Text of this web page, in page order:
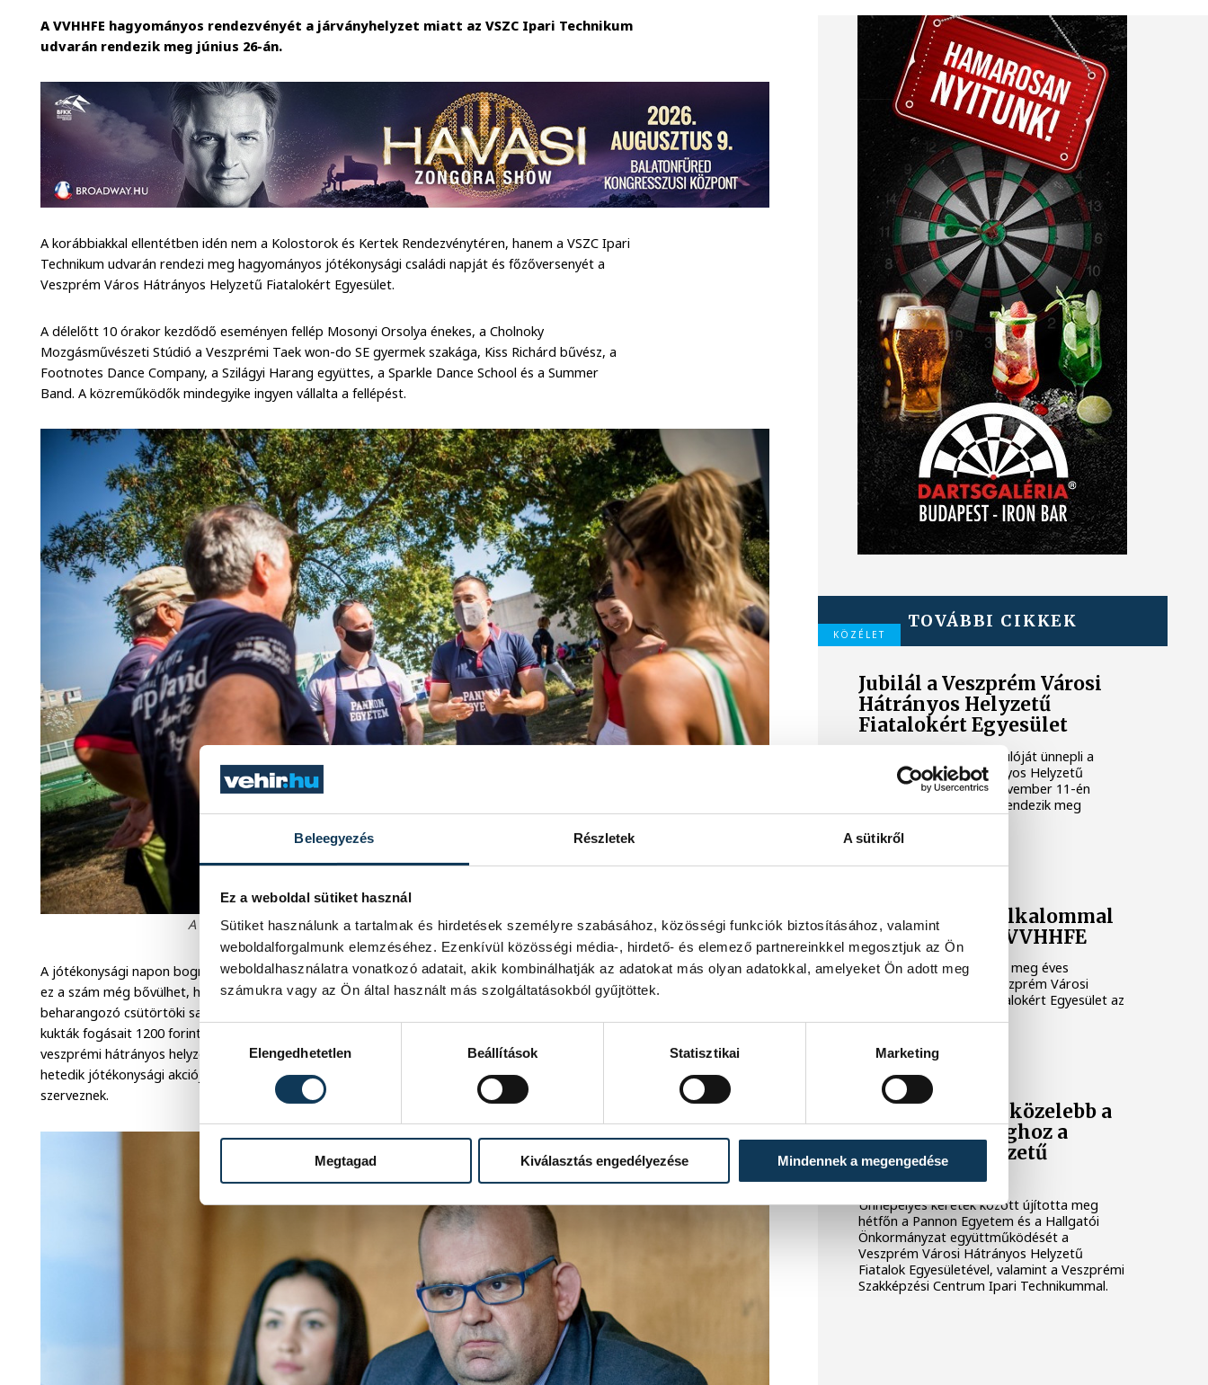
Beleegyezés Részletek A sütikről
Ez a weboldal sütiket használ
Sütiket használunk a tartalmak és hirdetések személyre szabásához, közösségi funkciók biztosításához, valamint
weboldalforgalmunk elemzéséhez. Ezenkívül közösségi média-, hirdető- és elemező partnereinkkel megosztjuk az Ön
weboldalhasználatra vonatkozó adatait, akik kombinálhatják az adatokat más olyan adatokkal, amelyeket Ön adott meg
számukra vagy az Ön által használt más szolgáltatásokból gyűjtöttek.
Hozzájárulás kiválasztása
Elengedhetetlen
Beállítások Statisztikai Marketing
Megtagad Kiválasztás engedélyezése Mindennek a megengedése
A VVHHFE hagyományos rendezvényét a járványhelyzet miatt az VSZC Ipari Technikum
udvarán rendezik meg június 26-án.
A korábbiakkal ellentétben idén nem a Kolostorok és Kertek Rendezvénytéren, hanem a VSZC Ipari
Technikum udvarán rendezi meg hagyományos jótékonysági családi napját és főzőversenyét a
Veszprém Város Hátrányos Helyzetű Fiatalokért Egyesület.
A délelőtt 10 órakor kezdődő eseményen fellép Mosonyi Orsolya énekes, a Cholnoky
Mozgásművészeti Stúdió a Veszprémi Taek won-do SE gyermek szakága, Kiss Richárd bűvész, a
Footnotes Dance Company, a Szilágyi Harang együttes, a Sparkle Dance School és a Summer
Band. A közreműködők mindegyike ingyen vállalta a fellépést.
A 2020-as főzőversenyen Ovádi Péter parlamenti képviselő is részt vett.
A jótékonysági napon bográcsos főzőversenyt is rendeznek, melyre eddig 21 csapat nevezett, ám
ez a szám még bővülhet, hiszen június 15-ig bárki jelentkezhet- tudtuk meg az eseményt
beharangozó csütörtöki sajtótájékoztatón.
kukták fogásait 1200 forintos kóstolójeggyel lehet megkóstolni, és a rendezvény teljes bevételét a
veszprémi hátrányos helyzetű fiatalok javára fordítják. A VVHHFE-nek idén ez lesz a
hetedik jótékonysági akciója, de nem az utolsó, hisz az év folyamán süteményvásárt és bált is
szerveznek.
TOVÁBBI CIKKEK
KÖZÉLET
Jubilál a Veszprém Városi
Hátrányos Helyzetű
Fiatalokért Egyesület
Megalakulásának évfordulóját ünnepli a
Veszprém Városi Hátrányos Helyzetű
Fiatalokért Egyesület, november 11-én
tizenötödik alkalommal rendezik meg
Tizenegyedik alkalommal
szervez gálát a VVHHFE
November 12-én rendezi meg éves
jótékonysági bálját a Veszprém Városi
Hátrányos Helyzetű Fiatalokért Egyesület az
Kerülhessenek közelebb a
fenntarthatósághoz a
hátrányos helyzetű
fiatalok is!
Ünnepélyes keretek között újította meg
hétfőn a Pannon Egyetem és a Hallgatói
Önkormányzat együttműködését a
Veszprém Városi Hátrányos Helyzetű
Fiatalok Egyesületével, valamint a Veszprémi
Szakképzési Centrum Ipari Technikummal.